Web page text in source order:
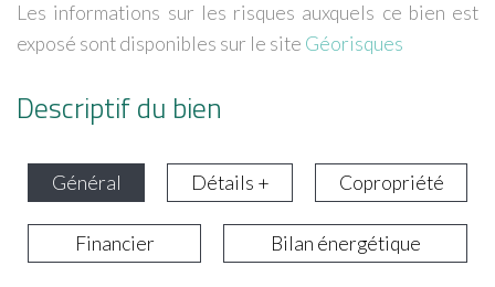
Les informations sur les risques auxquels ce bien est
exposé sont disponibles sur le site Géorisques
Descriptif du bien
Général Détails + Copropriété
Financier Bilan énergétique